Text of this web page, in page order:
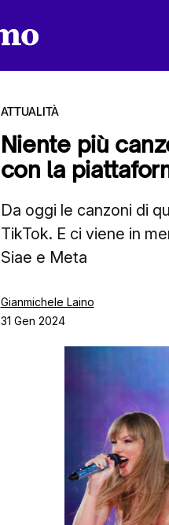
ATTUALITÀ
Niente più
con la
Da oggi le canzoni di
TikTok. E ci viene in
Siae e Meta
Gianmichele Laino
31 Gen 2024